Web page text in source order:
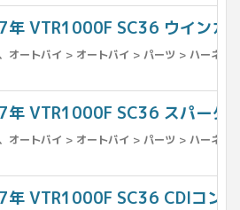
年 VTR1000F SC36 ウインカ
オートバイ > オートバイ > パーツ > ハーネス
年 VTR1000F SC36 スパーク
オートバイ > オートバイ > パーツ > ハーネス
年 VTR1000F SC36 CDIコン